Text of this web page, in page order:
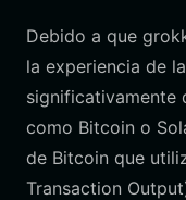
Debido a que
la experiencia de
significativamente
como Bitcoin o
de Bitcoin que
Transaction